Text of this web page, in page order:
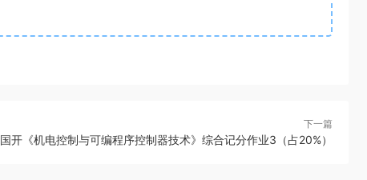
下一篇
国开《机电控制与可编程序控制器技术》综合记分作业3（占20%）